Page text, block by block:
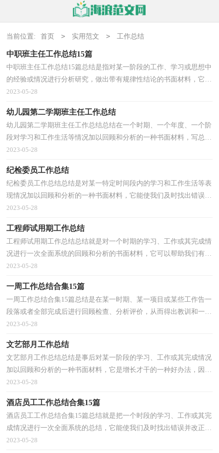
当前位置: 首页 > 实用范文 > 工作总结
中职班主任工作总结15篇
中职班主任工作总结15篇总结是指对某一阶段的工作、学习或思想中
的经验或情况进行分析研究，做出带有规律性结论的书面材料，它能
使我们及时找出错误并改正，因此好好准备一份总结...
2023-05-28
幼儿园第二学期班主任工作总结
幼儿园第二学期班主任工作总结总结在一个时期、一个年度、一个阶
段对学习和工作生活等情况加以回顾和分析的一种书面材料，写总结
有利于我们学习和工作能力的提高，不妨坐下来好...
2023-05-28
纪检委员工作总结
纪检委员工作总结总结是对某一特定时间段内的学习和工作生活等表
现情况加以回顾和分析的一种书面材料，它能使我们及时找出错误并
改正，因此好好准备一份总结吧。总结怎么写才不...
2023-05-28
工程师试用期工作总结
工程师试用期工作总结总结就是对一个时期的学习、工作或其完成情
况进行一次全面系统的回顾和分析的书面材料，它可以帮助我们有寻
找学习和工作中的规律，为此要我们写一份总结。...
2023-05-28
一周工作总结合集15篇
一周工作总结合集15篇总结是在某一时期、某一项目或某些工作告一
段落或者全部完成后进行回顾检查、分析评价，从而得出教训和一些
规律性认识的一种书面材料，它能够给人努力工作...
2023-05-28
文艺部月工作总结
文艺部月工作总结总结是事后对某一阶段的学习、工作或其完成情况
加以回顾和分析的一种书面材料，它是增长才干的一种好办法，因此
十分有必须要写一份总结哦。那么总结要注意有什...
2023-05-28
酒店员工工作总结合集15篇
酒店员工工作总结合集15篇总结就是把一个时段的学习、工作或其完
成情况进行一次全面系统的总结，它能使我们及时找出错误并改正，
为此要我们写一份总结。但是总结有什么要求呢？下...
2023-05-28